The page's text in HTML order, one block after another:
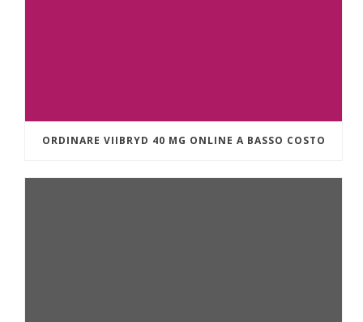
ORDINARE VIIBRYD 40 MG ONLINE A BASSO COSTO